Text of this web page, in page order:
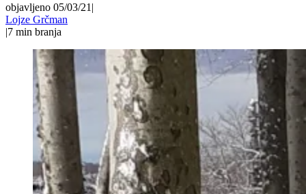
objavljeno 05/03/21 |
Lojze Grčman
|7 min branja